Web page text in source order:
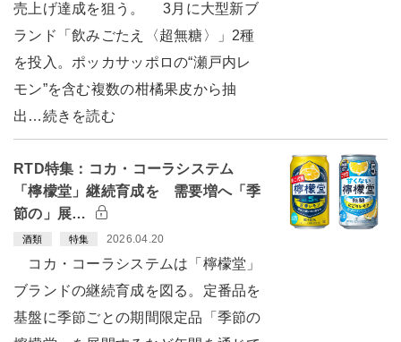
売上げ達成を狙う。 3月に大型新ブ
ランド「飲みごたえ〈超無糖〉」2種
を投入。ポッカサッポロの“瀬戸内レ
モン”を含む複数の柑橘果皮から抽
出…続きを読む
RTD特集：コカ・コーラシステム
「檸檬堂」継続育成を 需要増へ「季
節の」展…
酒類 特集 2026.04.20
コカ・コーラシステムは「檸檬堂」
ブランドの継続育成を図る。定番品を
基盤に季節ごとの期間限定品「季節の